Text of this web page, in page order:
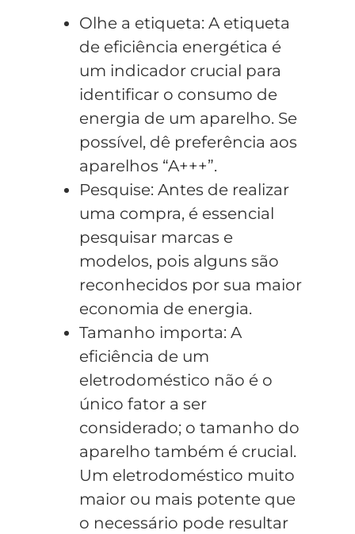
Olhe a etiqueta: A etiqueta
de eficiência energética é
um indicador crucial para
identificar o consumo de
energia de um aparelho. Se
possível, dê preferência aos
aparelhos “A+++”.
Pesquise: Antes de realizar
uma compra, é essencial
pesquisar marcas e
modelos, pois alguns são
reconhecidos por sua maior
economia de energia.
Tamanho importa: A
eficiência de um
eletrodoméstico não é o
único fator a ser
considerado; o tamanho do
aparelho também é crucial.
Um eletrodoméstico muito
maior ou mais potente que
o necessário pode resultar